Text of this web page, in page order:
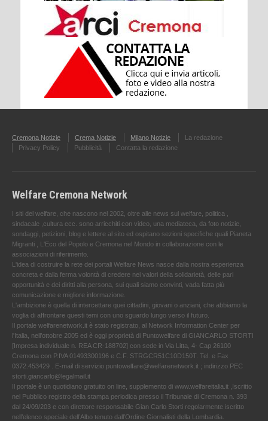
Cremona Notizie Crema Notizie Milano Notizie
La redazione
Privacy Policy
Pubblicità Contatta la redazione
Welfare Cremona Network
I siti del welfare, che nascono nel 2002, oltre alle news sul welfare, politica ,
sindacale ,cultura ecc. sono arricchiti con video, una mediateca, da foto notizie,
sondaggi, petizioni, blog e lettere al sito ed ospitano sezioni specifiche quali Pianeta
Migranti , L'Eco del Popolo e Cremona nel Mondo in collaborazione con le
associazioni di riferimento.
L'idea di costruire la rete dei portali Welfare News nasce dalla nostra esperienza
concreta e dalla ferma volontà di credere nei valori della solidarietà, delle pari
opportunità e dei diritti alla persona, sui quali siamo convinti, vada fatta più
comunicazione e migliore informazione.
L'ambizione è quella di intercettare quei cittadini, giovani o anziani, che abbiamo la
voglia di affrontare questi temi con uno sguardo lungo verso il futuro.
Il portale welfarenetwork.it è stato registrato, al Network Information Center per
l'Italia, nell’ottobre 2005 ed è oggi proprietà di Puntowelfare di GIANCARLO STORTI
[Impresa individuale n. REA CR-188702] con sede in Via Litta, 4- Cap 26100
Cremona con P.IVA 01493300196 e C.F. STRGCR51C10D150T. Tel. e Fax
0372.453429 . E-mail di servizio puntowelfare@welfarenetwork.it ; indirizzo PEC
storti.giancarlo@legalmail.it
Il portale è un quotidiano gratuito on line, supplemento di www.welfareitalia.it ,Iscritto
nel Pubblico registro della stampa periodica presso il Tribunale di Cremona n. 393
dal 24/09/203 e con direttore responsabile Gian Carlo Storti regolarmente iscritto
nell’elenco speciale dell’Albo tenuto dall’Ordine Giornalisti della Lombardia.